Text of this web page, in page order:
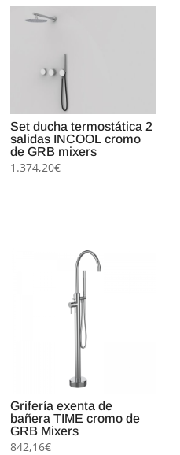
Set ducha termostática 2
salidas INCOOL cromo
de GRB mixers
1.374,20€
Grifería exenta de
bañera TIME cromo de
GRB Mixers
842,16€